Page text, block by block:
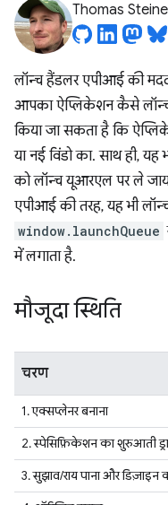
Thomas
लॉन्च हैंडलर एपीआई की
आपका ऐप्लिकेशन कैसे लॉन्च
किया जा सकता है कि
या नई विंडो का. साथ ही,
को लॉन्च यूआरएल पर ले
एपीआई की तरह, यह भी
window.launchQueue
में लगाता है.
मौजूदा स्थिति
चरण
1. एक्सप्लेनर बनाना
2. स्पेसिफ़िकेशन का शुरुआती
3. सुझाव/राय पाना और डिज़ाइन